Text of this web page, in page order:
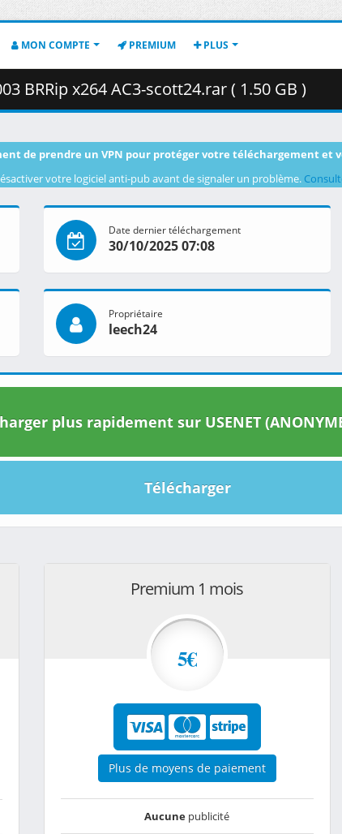
MON COMPTE PREMIUM PLUS
BRRip x264 AC3-scott24.rar ( 1.50 GB )
de prendre un VPN pour protéger votre téléchargement et
votre logiciel anti-pub avant de signaler un problème.
Date dernier téléchargement
30/10/2025 07:08
Propriétaire
leech24
plus rapidement sur USENET
Télécharger
Premium 1 mois
5€
Plus de moyens de paiement
Aucune publicité